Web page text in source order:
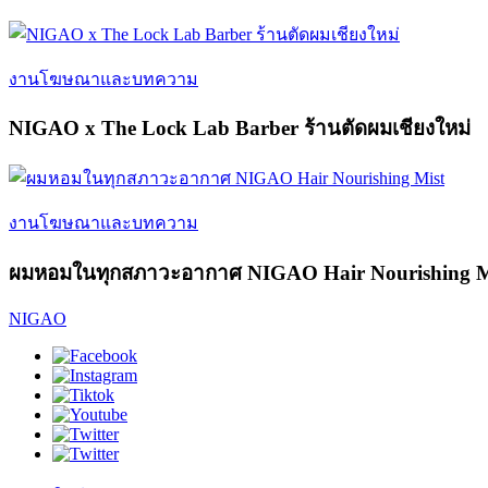
งานโฆษณาและบทความ
NIGAO x The Lock Lab Barber ร้านตัดผมเชียงใหม่
งานโฆษณาและบทความ
ผมหอมในทุกสภาวะอากาศ NIGAO Hair Nourishing
NIGAO